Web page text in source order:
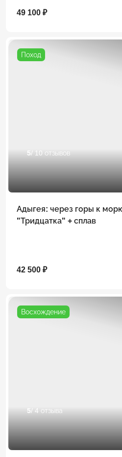
49 100 ₽
Поход
5/ 10 отзывов
Адыгея: через горы к
"Тридцатка" + сплав
42 500 ₽
Восхождение
5/ 4 отзыва